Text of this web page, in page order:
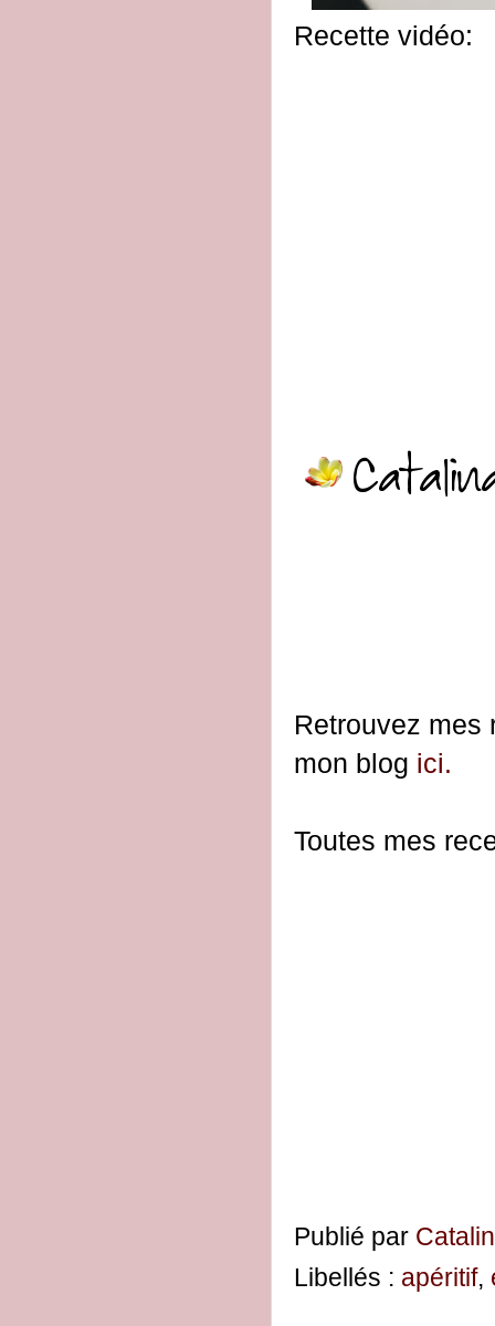
Recette vidéo:
Retrouvez
mon blog ici.
Toutes mes
Publié par
Libellés : apéritif,